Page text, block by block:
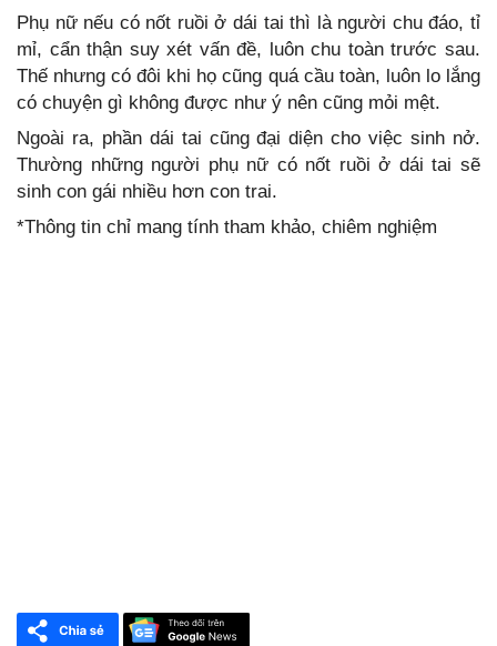
Phụ nữ nếu có nốt ruồi ở dái tai thì là người chu đáo, tỉ
mỉ, cẩn thận suy xét vấn đề, luôn chu toàn trước sau.
Thế nhưng có đôi khi họ cũng quá cầu toàn, luôn lo lắng
có chuyện gì không được như ý nên cũng mỏi mệt.
Ngoài ra, phần dái tai cũng đại diện cho việc sinh nở.
Thường những người phụ nữ có nốt ruồi ở dái tai sẽ
sinh con gái nhiều hơn con trai.
*Thông tin chỉ mang tính tham khảo, chiêm nghiệm